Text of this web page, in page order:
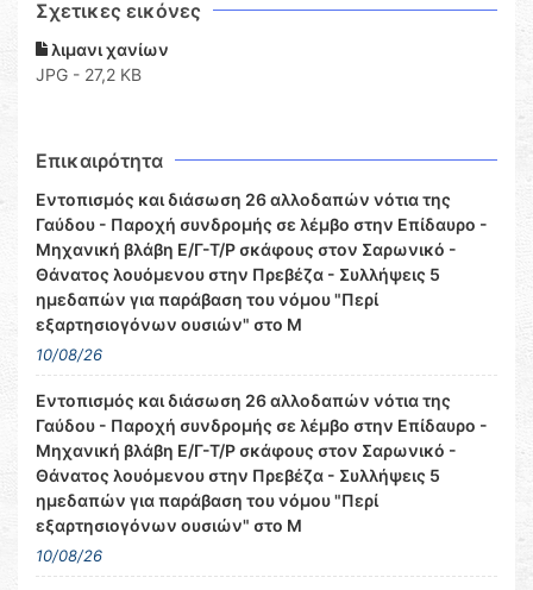
Σχετικες εικόνες
λιμανι χανίων
JPG - 27,2 KB
Επικαιρότητα
Εντοπισμός και διάσωση 26 αλλοδαπών νότια της
Γαύδου - Παροχή συνδρομής σε λέμβο στην Επίδαυρο -
Μηχανική βλάβη Ε/Γ-Τ/Ρ σκάφους στον Σαρωνικό -
Θάνατος λουόμενου στην Πρεβέζα - Συλλήψεις 5
ημεδαπών για παράβαση του νόμου "Περί
εξαρτησιογόνων ουσιών" στο Μ
10/08/26
Εντοπισμός και διάσωση 26 αλλοδαπών νότια της
Γαύδου - Παροχή συνδρομής σε λέμβο στην Επίδαυρο -
Μηχανική βλάβη Ε/Γ-Τ/Ρ σκάφους στον Σαρωνικό -
Θάνατος λουόμενου στην Πρεβέζα - Συλλήψεις 5
ημεδαπών για παράβαση του νόμου "Περί
εξαρτησιογόνων ουσιών" στο Μ
10/08/26